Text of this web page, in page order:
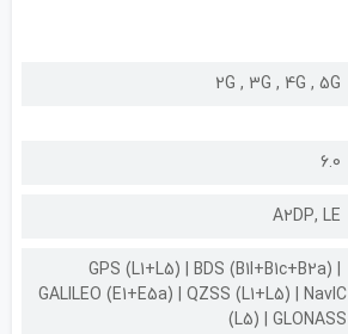
2G , 3G , 4G , 5G
6.0
A۲DP, LE
GPS (L1+L5) | BDS (B1I+B1c+B2a) |
GALILEO (E1+E5a) | QZSS (L1+L5) | NavIC
(L5) | GLONASS